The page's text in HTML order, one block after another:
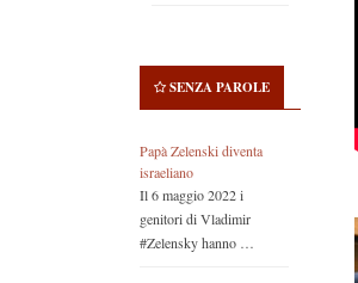
SENZA PAROLE
Papà Zelenski diventa
israeliano
Il 6 maggio 2022 i
genitori di Vladimir
#Zelensky hanno …